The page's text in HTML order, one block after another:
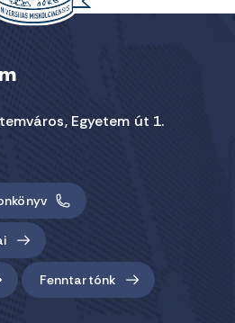
Egyetem út 1.
Fenntartónk